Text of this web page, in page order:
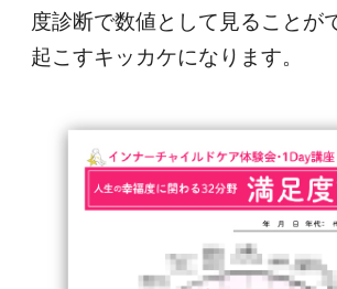
度診断で数値として見ることが
起こすキッカケになります。